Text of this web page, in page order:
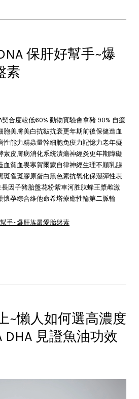
保肝好幫手~爆
素
契合度較低60% 動物實驗會拿豬 90% 自癒
胞美膚美白抗皺抗衰更年期前後保健造血
性能力精蟲量幹細胞免疫力記憶力老年癡
素皮膚病消化系統潰瘍神經炎更年期障礙
血貧血畏寒賀爾蒙自律神經生理不順乳腺
斑雀斑膠原蛋白黑色素抗氧化保濕彈性表
長因子豬胎盤花粉紫車河胜肽蜂王漿雌激
懷孕綜合維他命希塔療癒性輪第二脈輪
~懶人如何選高濃度
DHA 見證魚油功效